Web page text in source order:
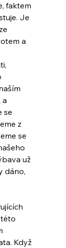
faktem
Je
a
a
se
z
se
už
dáno,
Když